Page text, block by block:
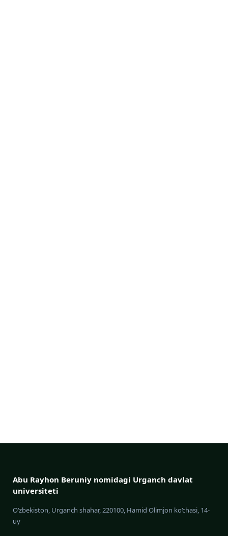
Abu Rayhon Beruniy nomidagi Urganch davlat
universiteti
O‘zbekiston, Urganch shahar, 220100, Hamid Olimjon ko‘chasi, 14-
uy